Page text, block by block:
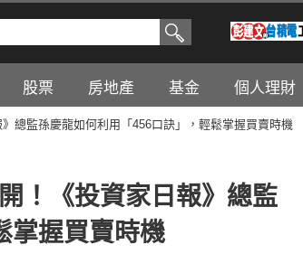
股票 房地產 基金 個人理財
總監孫慶龍如何利用「456口訣」，輕鬆掌握買賣時機
！《投資家日報》總監
掌握買賣時機